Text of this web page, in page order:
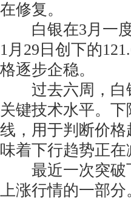
在修复。
白银在3月一度
1月29日创下的
格逐步企稳。
过去六周，白银
关键技术水平。
线，用于判断价
味着下行趋势正在
最近一次突破
上涨行情的一部